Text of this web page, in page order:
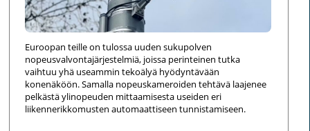
Euroopan teille on tulossa uuden sukupolven
nopeusvalvontajärjestelmiä, joissa perinteinen tutka
vaihtuu yhä useammin tekoälyä hyödyntävään
konenäköön. Samalla nopeuskameroiden tehtävä laajenee
pelkästä ylinopeuden mittaamisesta useiden eri
liikennerikkomusten automaattiseen tunnistamiseen.